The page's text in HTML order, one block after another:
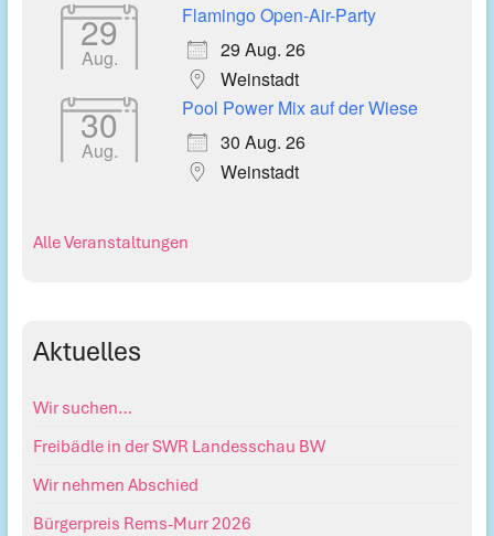
29
Aug.
Flamingo Open-Air-Party
29 Aug. 26
Weinstadt
30
Aug.
Pool Power Mix auf der Wiese
30 Aug. 26
Weinstadt
Alle Veranstaltungen
Aktuelles
Wir suchen…
Freibädle in der SWR Landesschau BW
Wir nehmen Abschied
Bürgerpreis Rems-Murr 2026